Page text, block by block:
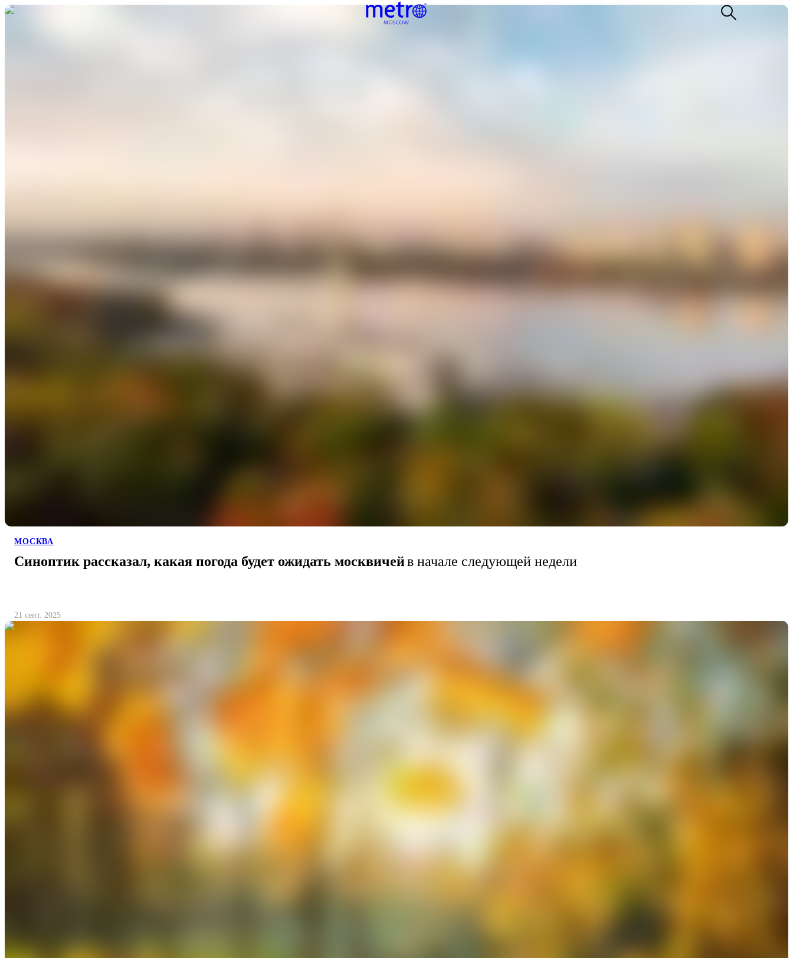
МОСКВА
Синоптик рассказал, какая погода будет ожидать москвичейв начале следующей недели
21 сент. 2025